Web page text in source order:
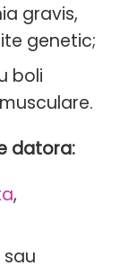
gravis,
genetic;
boli
datora:
,